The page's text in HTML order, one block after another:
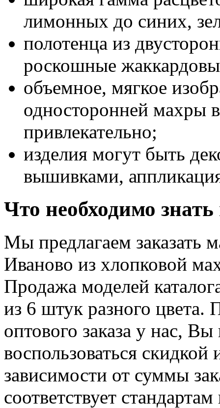
лимонных до синих,
полотенца из
роскошные
объемное, мягкое
односторонней махры
привлекательно;
изделия могут быть
вышивками,
Что необходимо
Мы предлагаем заказать
Иваново из хлопковой
Продажа моделей
из 6 штук разного
оптового заказа у нас,
воспользоваться скидкой
зависимости от суммы
соответствует